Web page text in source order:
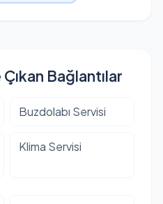
Bağlantılar
Buzdolabı Servisi
Klima Servisi